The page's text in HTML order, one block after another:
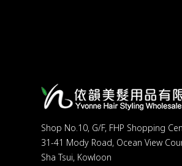
Shop No.10, G/F, FHP Shopping
31-41 Mody Road, Ocean View
Sha Tsui, Kowloon